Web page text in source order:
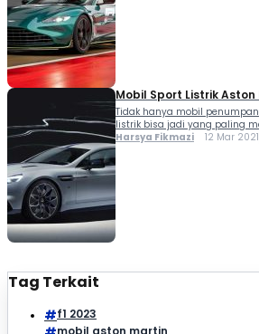
Mobil Sport Listrik
Tidak hanya mobil
listrik bisa jadi yang paling
Harsya Fikmazi 12 Mar 2021
Tag Terkait
f1 2023
mobil aston martin